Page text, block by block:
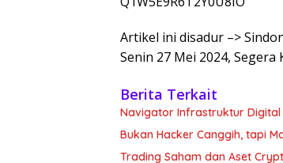
Artikel ini disadur –>
Senin 27 Mei 2024, Segera
Berita Terkait
Navigator Infrastruktur Digital
Bukan Hacker Canggih, tapi
Trading Saham dan Aset